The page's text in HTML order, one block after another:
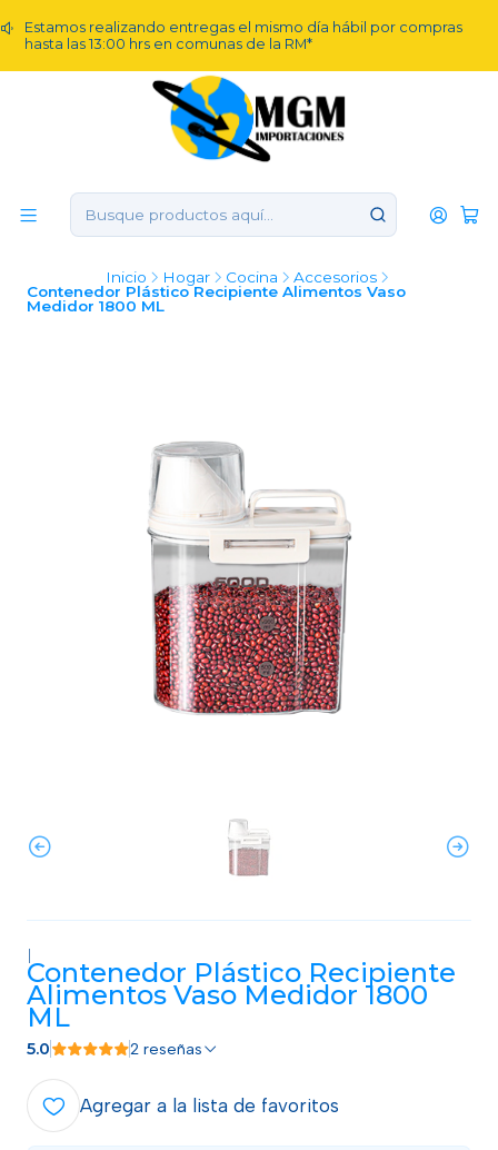
Estamos realizando entregas el mismo día hábil por compras
hasta las 13:00 hrs en comunas de la RM*
Inicio Hogar Cocina
Accesorios
Contenedor Plástico Recipiente Alimentos Vaso
Medidor 1800 ML
|
Contenedor Plástico Recipiente
Alimentos Vaso Medidor 1800
ML
5.0 2 reseñas
Agregar a la lista de favoritos